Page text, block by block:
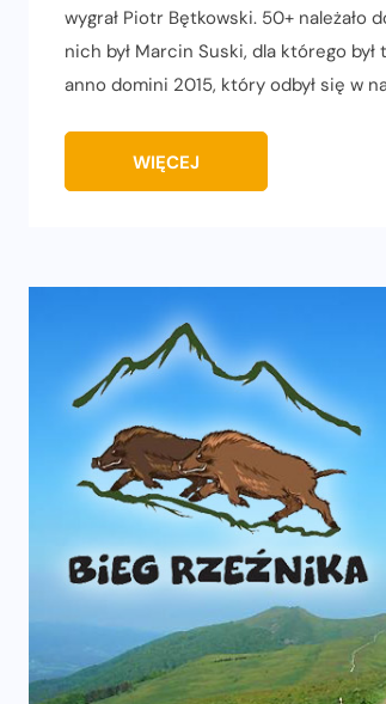
wygrał Piotr Bętkowski. 50+
nich był Marcin Suski, dla którego
anno domini 2015, który odbył się w
WIĘCEJ